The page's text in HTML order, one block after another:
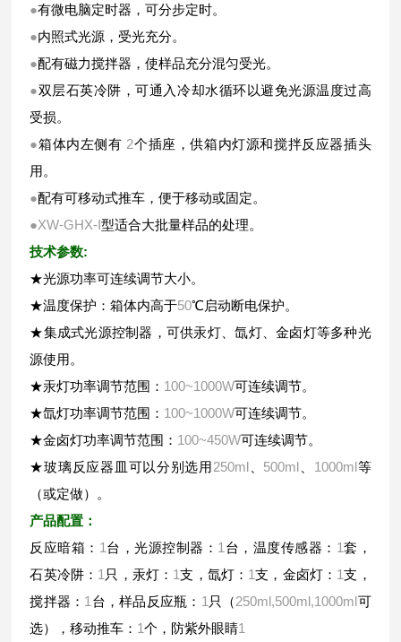
●有微电脑定时器，可分步定时。
●内照式光源，受光充分。
●配有磁力搅拌器，使样品充分混匀受光。
●双层石英冷阱，可通入冷却水循环以避免光源温度过高
受损。
●箱体内左侧有 2个插座，供箱内灯源和搅拌反应器插头
用。
●配有可移动式推车，便于移动或固定。
●XW-GHX-I型适合大批量样品的处理。
技术参数:
★光源功率可连续调节大小。
★温度保护：箱体内高于50℃启动断电保护。
★集成式光源控制器，可供汞灯、氙灯、金卤灯等多种光
源使用。
★汞灯功率调节范围： 100~1000W可连续调节。
★氙灯功率调节范围： 100~1000W可连续调节。
★金卤灯功率调节范围： 100~450W可连续调节。
★玻璃反应器皿可以分别选用250ml、 500ml 1000ml等
（或定做）。
产品配置：
反应暗箱： 1 台，光源控制器： 1 台，温度传感器： 1套，
石英冷阱： 1 只，汞灯： 1支，氙灯： 1支，金卤灯： 1支，
搅拌器： 1 台，样品反应瓶： 1 只（250ml,500ml,1000ml可
选），移动推车： 1个，防紫外眼睛1